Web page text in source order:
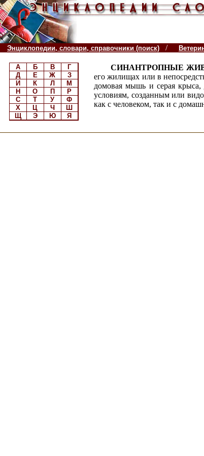
Энциклопедии, словари, справочники (поиск) /
А Б В
Г
Д
Е Ж
З
И
К Л
М
Н
О П
Р
С
Т У
Ф
Х
Ц Ч
Ш
Щ
Э Ю Я
СИНАНТРОПНЫЕ
его жилищах или в
домовая мышь и серая
условиям, созданным или
как с человеком, так и с